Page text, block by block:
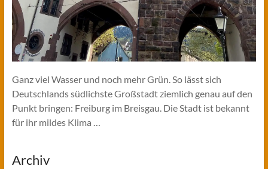
Ganz viel Wasser und noch mehr Grün. So lässt sich
Deutschlands südlichste Großstadt ziemlich genau auf den
Punkt bringen: Freiburg im Breisgau. Die Stadt ist bekannt
für ihr mildes Klima …
Archiv